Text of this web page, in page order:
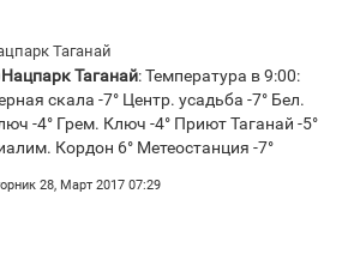
Таганай
Нацпарк Таганай: Температура в 9:00:
скала -7° Центр. усадьба -7° Бел.
-4° Грем. Ключ -4° Приют Таганай -5°
Кордон 6° Метеостанция -7°
28, Март 2017 07:29